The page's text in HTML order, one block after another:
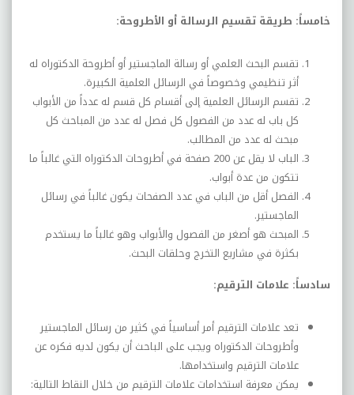
خامساً: طريقة تقسيم الرسالة أو الأطروحة:
تقسم البحث العلمي أو رسالة الماجستير أو أطروحة الدكتوراه له
أثر تنظيمي وخصوصاً في الرسائل العلمية الكبيرة.
تقسم الرسائل العلمية إلى أقسام كل قسم له عدداً من الأبواب
كل باب له عدد من الفصول كل فصل له عدد من المباحث كل
مبحث له عدد من المطالب.
الباب لا يقل عن 200 صفحة في أطروحات الدكتوراه التي غالباً ما
تتكون من عدة أبواب.
الفصل أقل من الباب في عدد الصفحات يكون غالباً في رسائل
الماجستير.
المبحث هو أصغر من الفصول والأبواب وهو غالباً ما يستخدم
بكثرة في مشاريع التخرج وحلقات البحث.
سادساً: علامات الترقيم:
تعد علامات الترقيم أمر أساسياً في كثير من رسائل الماجستير
وأطروحات الدكتوراه ويجب على الباحث أن يكون لديه فكره عن
علامات الترقيم واستخدامها.
يمكن معرفة استخدامات علامات الترقيم من خلال النقاط التالية: